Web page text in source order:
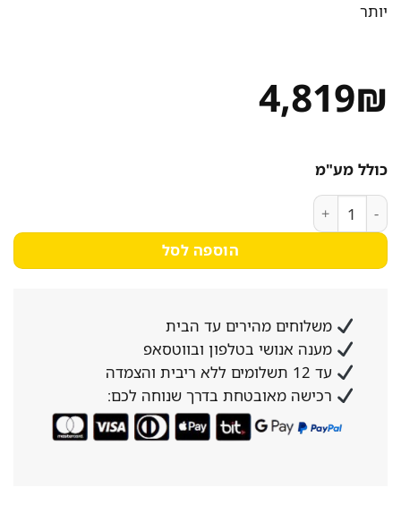
יותר
4,819₪
כולל מע"מ
כמות של שואב אבק רובוטי + שואב ידני כולל תחנת עגינה Ecovacs אקווקס Deebot X2 Combo
הוספה לסל
משלוחים מהירים עד הבית
מענה אנושי בטלפון ובווטסאפ
עד 12 תשלומים ללא ריבית והצמדה
רכישה מאובטחת בדרך שנוחה לכם: